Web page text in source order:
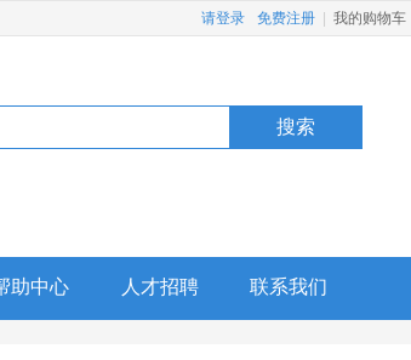
我的购物车
请登录 免费注册
搜索
助中心 人才招聘 联系我们